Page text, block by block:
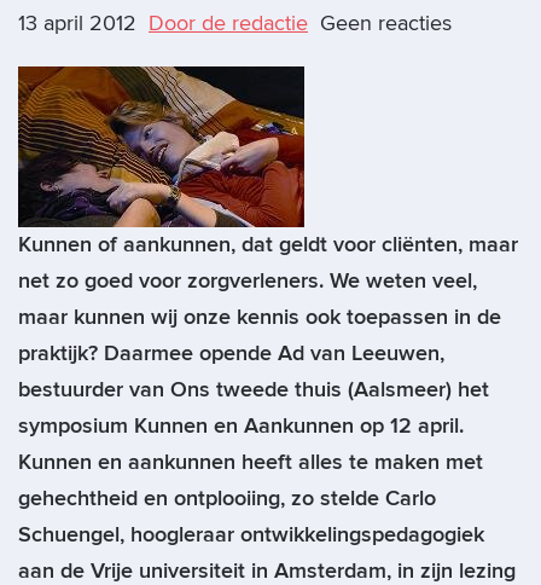
13 april 2012 Door de redactie Geen reacties
Kunnen of aankunnen, dat geldt voor cliënten, maar
net zo goed voor zorgverleners. We weten veel,
maar kunnen wij onze kennis ook toepassen in de
praktijk? Daarmee opende Ad van Leeuwen,
bestuurder van Ons tweede thuis (Aalsmeer) het
symposium Kunnen en Aankunnen op 12 april.
Kunnen en aankunnen heeft alles te maken met
gehechtheid en ontplooiing, zo stelde Carlo
Schuengel, hoogleraar ontwikkelingspedagogiek
aan de Vrije universiteit in Amsterdam, in zijn lezing